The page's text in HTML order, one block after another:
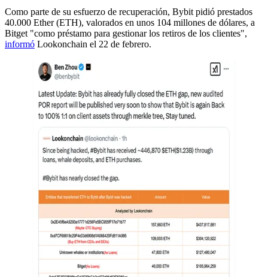
Como parte de su esfuerzo de recuperación, Bybit pidió prestados
40.000 Ether (ETH), valorados en unos 104 millones de dólares, a
Bitget "como préstamo para gestionar los retiros de los clientes",
informó Lookonchain el 22 de febrero.